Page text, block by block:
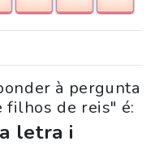
à pergunta
filhos de reis" é:
letra i